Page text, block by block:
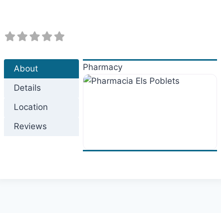
About
Details
Location
Reviews
Pharmacy